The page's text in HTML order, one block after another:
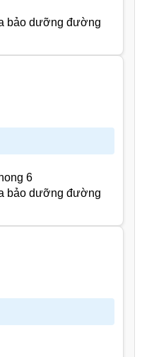
bảo dưỡng đường
6
bảo dưỡng đường